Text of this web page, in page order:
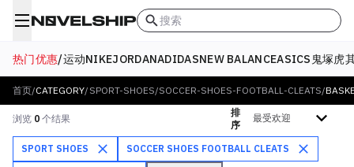
搜索
热门优惠/运动NIKEJORDANADIDASNEW BALANCEASICS 鬼塚虎
首页/CATEGORY/ SPORT-SHOES/SOCCER-SHOES-FOOTBALL-CLEATS/
浏览 0 个结果
排
序
排序方式
SPORT SHOES SOCCER SHOES FOOTBALL CLEATS